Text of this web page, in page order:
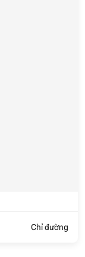
Chỉ đường